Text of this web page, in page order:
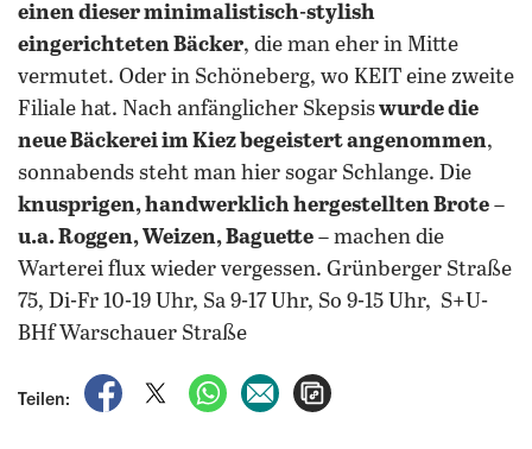
einen dieser minimalistisch-stylish
eingerichteten Bäcker, die man eher in Mitte
vermutet. Oder in Schöneberg, wo KEIT eine zweite
Filiale hat. Nach anfänglicher Skepsiswurde die
neue Bäckerei im Kiez begeistert angenommen,
sonnabends steht man hier sogar Schlange. Die
knusprigen, handwerklich hergestellten Brote –
u.a. Roggen, Weizen, Baguette – machen die
Warterei flux wieder vergessen. Grünberger Straße
75, Di-Fr 10-19 Uhr, Sa 9-17 Uhr, So 9-15 Uhr, S+U-
BHf Warschauer Straße
Teilen:
auf Facebook teilen
auf X teilenper WhatsApp teilen
per E-Mail teilen